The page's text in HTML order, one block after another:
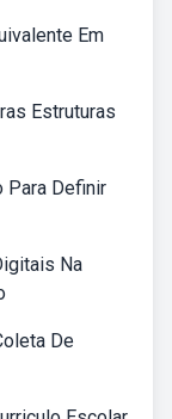
Em
Estruturas
Para Definir
Na
De